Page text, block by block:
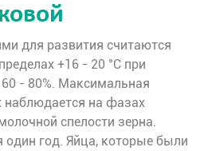
для развития считаются
+16 - 20 °C при
- 80%. Максимальная
наблюдается на фазах
спелости зерна.
год. Яйца, которые были